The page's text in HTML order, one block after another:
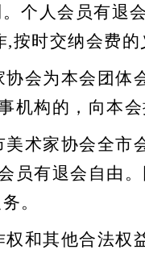
。个人会员有退
按时交纳会费的
协会为本会团体
机构的，向本
美术家协会全市
员有退会自由
。
和其他合法权